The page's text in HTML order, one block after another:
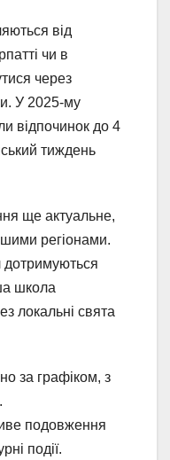
від
чи в
через
У 2025-му
відпочинок до 4
тиждень
ще актуальне,
регіонами.
школа
локальні свята
за графіком, з
подовження
події.